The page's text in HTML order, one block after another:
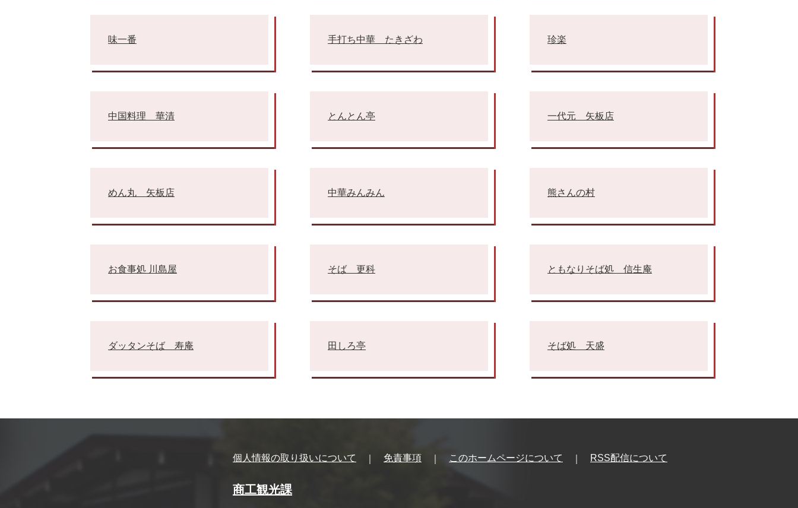
味一番 手打ち中華 たきざわ 珍楽
中国料理 華清 とんとん亭 一代元 矢板店
めん丸 矢板店 中華みんみん 熊さんの村
お食事処 川島屋 そば 更科 ともなりそば処 信生庵
ダッタンそば 寿庵 田しろ亭 そば処 天盛
個人情報の取り扱いについて 免責事項 このホームページについて RSS配信について
商工観光課